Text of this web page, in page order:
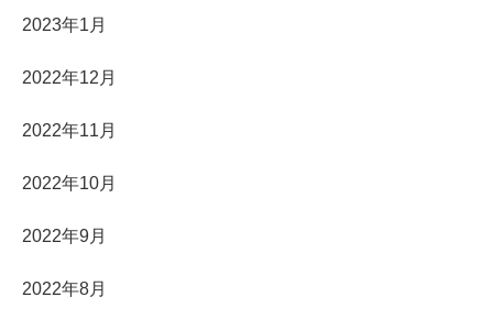
2023年1月
2022年12月
2022年11月
2022年10月
2022年9月
2022年8月